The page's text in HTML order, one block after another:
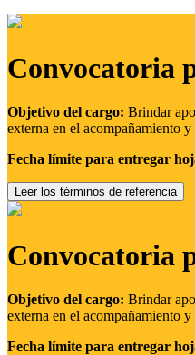
Convocatoria
Objetivo del cargo: Brindar
externa en el acompañamiento
Fecha límite para entregar
Leer los términos de referencia
Convocatoria
Objetivo del cargo: Brindar
externa en el acompañamiento
Fecha límite para entregar